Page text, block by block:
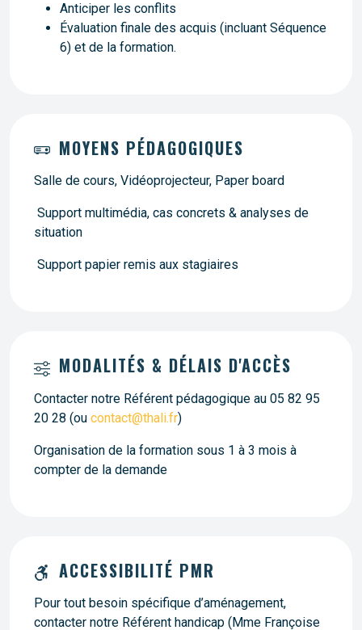
Anticiper les conflits
Évaluation finale des acquis (incluant Séquence
6) et de la formation.
MOYENS PÉDAGOGIQUES
Salle de cours, Vidéoprojecteur, Paper board
Support multimédia, cas concrets & analyses de
situation
Support papier remis aux stagiaires
MODALITÉS & DÉLAIS D'ACCÈS
Contacter notre Référent pédagogique au 05 82 95
20 28 (ou contact@thali.fr)
Organisation de la formation sous 1 à 3 mois à
compter de la demande
ACCESSIBILITÉ PMR
Pour tout besoin spécifique d’aménagement,
contacter notre Référent handicap (Mme Françoise